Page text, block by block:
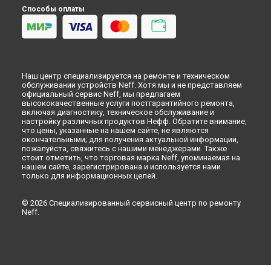
Чистка разбрызгивателя посудомоечной машины Neff в
Красноярске
Чистка разбрызгивателя посудомоечной машины Neff в
Чистка разбрызгивателя посудомоечной машины Neff в
Кирове
Чистка разбрызгивателя посудомоечной машины Neff в
Оренбурге
Чистка разбрызгивателя посудомоечной машины Neff в
Кемерово
Чистка разбрызгивателя посудомоечной машины Neff в
Новокузнецке
Чистка разбрызгивателя посудомоечной машины Neff в
Чистка разбрызгивателя посудомоечной машины Neff в
Астрахани
Способы оплаты
Наш центр специализируется на ремонте и техническом
обслуживании устройств Neff. Хотя мы и не представляем
официальный сервис Neff, мы предлагаем
высококачественные услуги постгарантийного ремонта,
включая диагностику, техническое обслуживание и
настройку различных продуктов Нефф. Обратите внимание,
что цены, указанные на нашем сайте, не являются
окончательными; для получения актуальной информации,
пожалуйста, свяжитесь с нашими менеджерами. Также
стоит отметить, что торговая марка Neff, упоминаемая на
нашем сайте, зарегистрирована и используется нами
только для информационных целей.
© 2026 Специализированный сервисный центр по ремонту
Neff.